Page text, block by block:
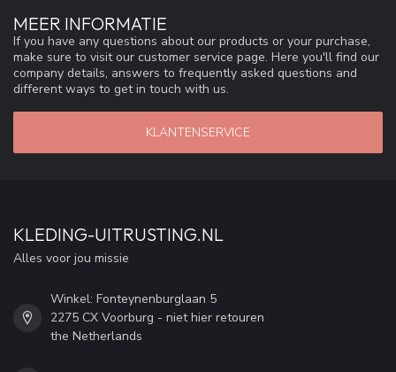
MEER INFORMATIE
If you have any questions about our products or your purchase,
make sure to visit our customer service page. Here you'll find our
company details, answers to frequently asked questions and
different ways to get in touch with us.
KLANTENSERVICE
KLEDING-UITRUSTING.NL
Alles voor jou missie
Winkel: Fonteynenburglaan 5
2275 CX Voorburg - niet hier retouren
the Netherlands